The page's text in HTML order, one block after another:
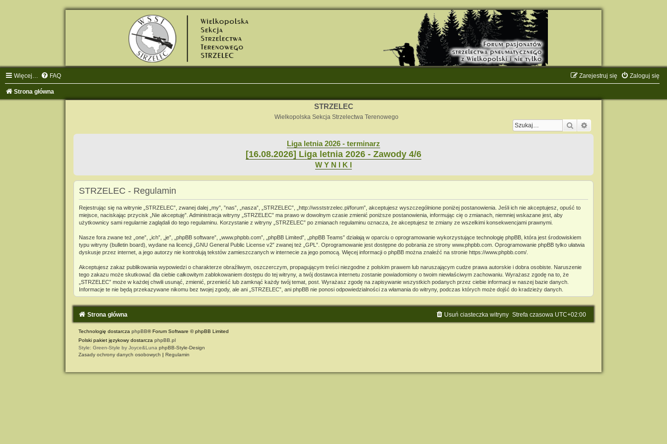
Więcej… FAQ Zaloguj się
Zarejestruj się
Strona główna
STRZELEC
Wielkopolska Sekcja Strzelectwa Terenowego
Szukaj
Liga letnia 2026 - terminarz
[16.08.2026] Liga letnia 2026 - Zawody 4/6
W Y N I K I
STRZELEC - Regulamin
Rejestrując się na witrynie „STRZELEC”, zwanej dalej „my”, ”nas”, „nasza”, „STRZELEC”, „http://wsststrzelec.pl/forum”, akceptujesz wyszczególnione poniżej postanowienia. Jeśli ich nie akceptujesz, opuść to
miejsce, naciskając przycisk „Nie akceptuję”. Administracja witryny „STRZELEC” ma prawo w dowolnym czasie zmienić poniższe postanowienia, informując cię o zmianach, niemniej wskazane jest, aby
użytkownicy sami regularnie zaglądali do tego regulaminu. Korzystanie z witryny „STRZELEC” po zmianach regulaminu oznacza, że akceptujesz te zmiany ze wszelkimi konsekwencjami prawnymi.
Nasze fora zwane też „one”, „ich”, „je”, „phpBB software”, „www.phpbb.com”, „phpBB Limited”, „phpBB Teams” działają w oparciu o oprogramowanie wykorzystujące technologię phpBB, która jest środowiskiem
typu witryny (bulletin board), wydane na licencji „ GNU General Public License v2” zwanej też „GPL”. Oprogramowanie jest dostępne do pobrania ze strony www.phpbb.com. Oprogramowanie phpBB tylko ułatwia
dyskusje przez internet, a jego autorzy nie kontrolują tekstów zamieszczanych w internecie za jego pomocą. Więcej informacji o phpBB można znaleźć na stronie https://www.phpbb.com/.
Akceptujesz zakaz publikowania wypowiedzi o charakterze obraźliwym, oszczerczym, propagującym treści niezgodne z polskim prawem lub naruszającym cudze prawa autorskie i dobra osobiste. Naruszenie
tego zakazu może skutkować dla ciebie całkowitym zablokowaniem dostępu do tej witryny, a twój dostawca internetu zostanie powiadomiony o twoim niewłaściwym zachowaniu. Wyrażasz zgodę na to, że
„STRZELEC” może w każdej chwili usunąć, zmienić, przenieść lub zamknąć każdy twój temat, post. Wyrażasz zgodę na zapisywanie wszystkich podanych przez ciebie informacji w naszej bazie danych.
Informacje te nie będą przekazywane nikomu bez twojej zgody, ale ani „STRZELEC”, ani phpBB nie ponosi odpowiedzialności za włamania do witryny, podczas których może dojść do kradzieży danych.
Strona główna Strefa czasowa UTC+02:00
Usuń ciasteczka witryny
Technologię dostarcza phpBB® Forum Software © phpBB Limited
Polski pakiet językowy dostarcza phpBB.pl
Style: Green-Style by Joyce&Luna phpBB-Style-Design
Zasady ochrony danych osobowych | Regulamin